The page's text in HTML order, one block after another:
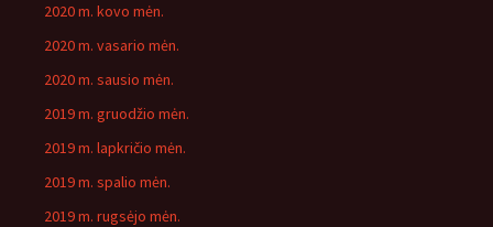
2020 m. kovo mėn.
2020 m. vasario mėn.
2020 m. sausio mėn.
2019 m. gruodžio mėn.
2019 m. lapkričio mėn.
2019 m. spalio mėn.
2019 m. rugsėjo mėn.